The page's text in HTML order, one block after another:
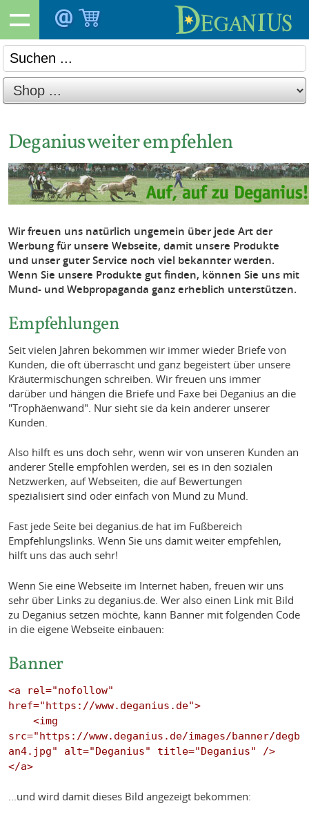
Deganius weiter empfehlen
Wir freuen uns natürlich ungemein über jede Art der
Werbung für unsere Webseite, damit unsere Produkte
und unser guter Service noch viel bekannter werden.
Wenn Sie unsere Produkte gut finden, können Sie uns mit
Mund- und Webpropaganda ganz erheblich unterstützen.
Empfehlungen
Seit vielen Jahren bekommen wir immer wieder Briefe von
Kunden, die oft überrascht und ganz begeistert über unsere
Kräutermischungen schreiben. Wir freuen uns immer
darüber und hängen die Briefe und Faxe bei Deganius an die
"Trophäenwand". Nur sieht sie da kein anderer unserer
Kunden.
Also hilft es uns doch sehr, wenn wir von unseren Kunden an
anderer Stelle empfohlen werden, sei es in den sozialen
Netzwerken, auf Webseiten, die auf Bewertungen
spezialisiert sind oder einfach von Mund zu Mund.
Fast jede Seite bei deganius.de hat im Fußbereich
Empfehlungslinks. Wenn Sie uns damit weiter empfehlen,
hilft uns das auch sehr!
Wenn Sie eine Webseite im Internet haben, freuen wir uns
sehr über Links zu deganius.de. Wer also einen Link mit Bild
zu Deganius setzen möchte, kann Banner mit folgenden Code
in die eigene Webseite einbauen:
Banner
<a rel="nofollow"
href="https://www.deganius.de">
    <img
src="https://www.deganius.de/images/banner/degb
an4.jpg" alt="Deganius" title="Deganius" />
...und wird damit dieses Bild angezeigt bekommen: